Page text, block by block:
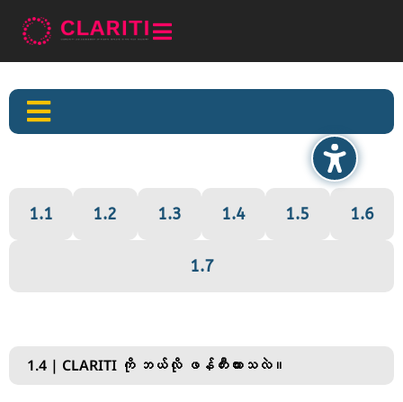


1.1 1.2 1.3 1.4 1.5 1.6
1.7
1.4 | CLARITI ကို ဘယ်လို ဖန်တီးထားသလဲ။